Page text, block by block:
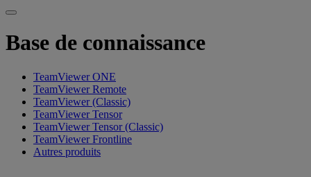
Base de connaissance
TeamViewer ONE
TeamViewer Remote
TeamViewer (Classic)
TeamViewer Tensor
TeamViewer Tensor (Classic)
TeamViewer Frontline
Autres produits